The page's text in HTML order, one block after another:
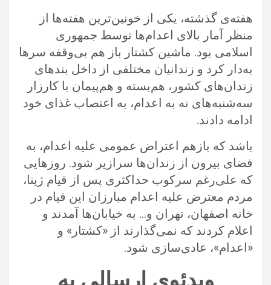
هفته‌ی گذشته، یکی از خونین‌ترین هفته‌ها از
منظر آمار بالای اعدام‌ها توسط جمهوری
اسلامی بود. ماشین کشتار باز هم بی‌وقفه سرها
به‌دار کرد و زندانیان مختلفی از داخل بندهای
زندان‌های کشور، هم‌بسته و هم‌پیمان با کارزار
سه‌شنبه‌های نه به اعدام، به اعتصاب غذای خود
ادامه دادند.
باشد که بازهم اعتراض عمومی علیه اعدام، به
فضای بیرون از زندان‌ها سرازیر شود. روزهایی
که علی‌رغم سرکوب حداکثری پس از قیام ژینا،
مردم معترض علیه اعدام مبارزان این قیام در
خانه اصفهان، تهران و… به خیابان‌ها آمدند و
اعلام کردند که نمی‌گذارند از «کشتار» و
«اعدام»، عادی‌سازی شود.
ویدئوی ارسالی به